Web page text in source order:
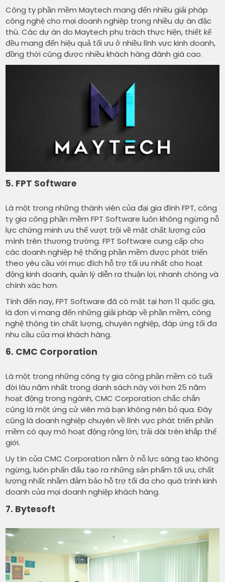
Công ty phần mềm Maytech mang đến nhiều giải pháp
công nghệ cho mọi doanh nghiệp trong nhiều dự án đặc
thù. Các dự án do Maytech phụ trách thực hiện, thiết kế
đều mang đến hiệu quả tối ưu ở nhiều lĩnh vực kinh doanh,
đồng thời cũng được nhiều khách hàng đánh giá cao.
5. FPT Software
Là một trong những thành viên của đại gia đình FPT, công
ty gia công phần mềm FPT Software luôn không ngừng nỗ
lực chứng minh ưu thế vượt trội về mặt chất lượng của
mình trên thương trường. FPT Software cung cấp cho
các doanh nghiệp hệ thống phần mềm được phát triển
theo yêu cầu với mục đích hỗ trợ tối ưu nhất cho hoạt
động kinh doanh, quản lý diễn ra thuận lợi, nhanh chóng và
chính xác hơn.
Tính đến nay, FPT Software đã có mặt tại hơn 11 quốc gia,
là đơn vị mang đến những giải pháp về phần mềm, công
nghệ thông tin chất lượng, chuyên nghiệp, đáp ứng tối đa
nhu cầu của mọi khách hàng.
6. CMC Corporation
Là một trong những công ty gia công phần mềm có tuổi
đời lâu năm nhất trong danh sách này với hơn 25 năm
hoạt động trong ngành, CMC Corporation chắc chắn
cũng là một ứng cử viên mà bạn không nên bỏ qua. Đây
cũng là doanh nghiệp chuyên về lĩnh vực phát triển phần
mềm có quy mô hoạt động rộng lớn, trải dài trên khắp thế
giới.
Uy tín của CMC Corporation nằm ở nỗ lực sáng tạo không
ngừng, luôn phấn đấu tạo ra những sản phẩm tối ưu, chất
lượng nhất nhằm đảm bảo hỗ trợ tối đa cho quá trình kinh
doanh của mọi doanh nghiệp khách hàng.
7. Bytesoft